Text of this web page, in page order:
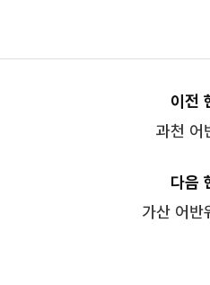
이전
과천 어
다음
가산 어반